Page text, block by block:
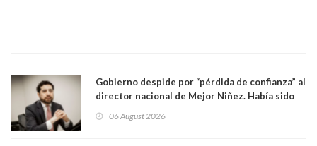
Gobierno despide por “pérdida de confianza” al
director nacional de Mejor Niñez. Había sido
06 August 2026